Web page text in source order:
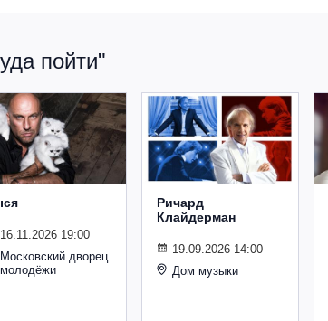
пойти"
16.11.2026 19:00
Московский дворец
молодёжи
Ричард
Клайдерман
19.09.2026 14:00
Дом музыки